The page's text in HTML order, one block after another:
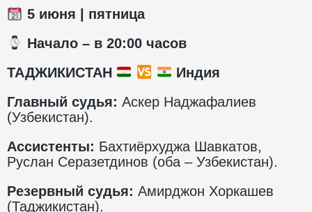
5 июня | пятница
️ Начало – в 20:00 часов
ТАДЖИКИСТАН
Индия
Главный судья: Аскер Наджафалиев
(Узбекистан).
Ассистенты: Бахтиёрхуджа Шавкатов,
Руслан Серазетдинов (оба – Узбекистан).
Резервный судья: Амирджон Хоркашев
(Таджикистан).